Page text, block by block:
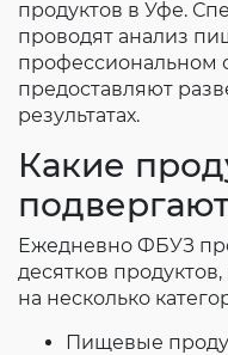
продуктов в Уфе.
проводят анализ
профессиональном
предоставляют
результатах.
Какие
Ежедневно ФБУЗ
десятков
на несколько
Пищевые